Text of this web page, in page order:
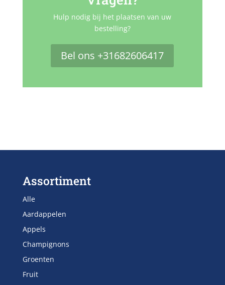
Hulp nodig bij het plaatsen van uw
bestelling?
Bel ons +31682606417
Assortiment
Alle
Aardappelen
Appels
Champignons
Groenten
Fruit